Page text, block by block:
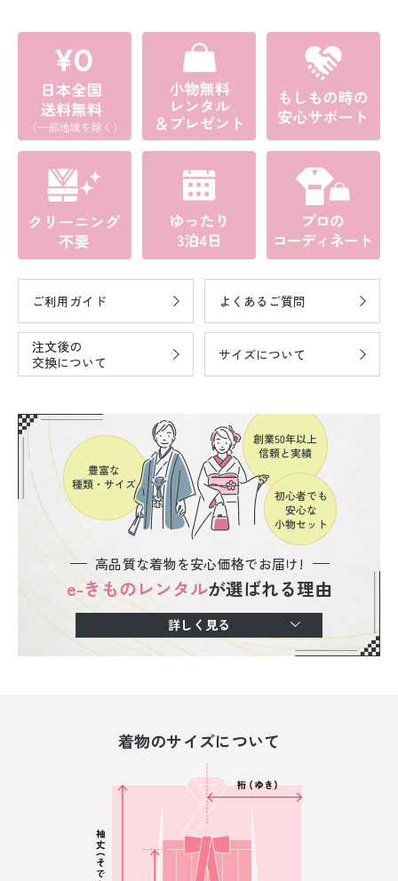
ご利用ガイド よくあるご質問
注文後の
交換について
サイズについて
高品質な着物を安心価格でお届け!
e-きものレンタルが選ばれる理由
詳しく見る
着物のサイズについて